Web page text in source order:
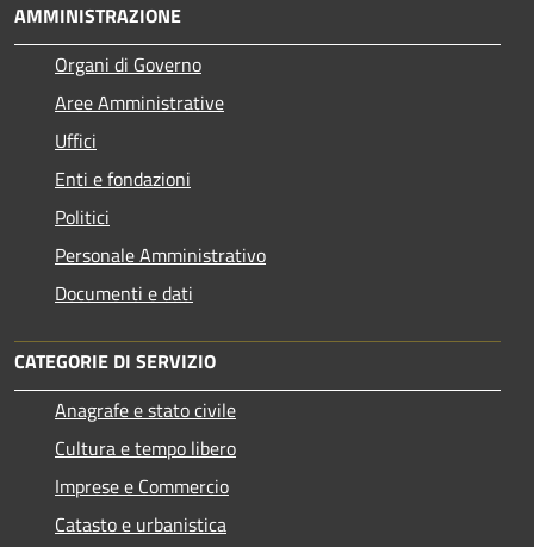
AMMINISTRAZIONE
Organi di Governo
Aree Amministrative
Uffici
Enti e fondazioni
Politici
Personale Amministrativo
Documenti e dati
CATEGORIE DI SERVIZIO
Anagrafe e stato civile
Cultura e tempo libero
Imprese e Commercio
Catasto e urbanistica